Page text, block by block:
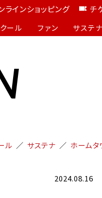
ラインショッピング チ
ール ファン サステナ
ル サステナ ホームタ
2024.08.16